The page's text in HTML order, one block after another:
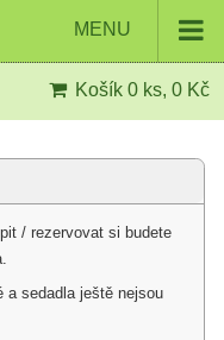
MENU
Košík 0 ks, 0 Kč
/ rezervovat si budete
a sedadla ještě nejsou